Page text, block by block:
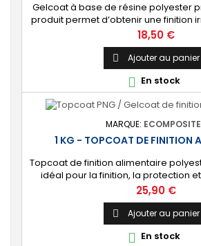
Gelcoat à base de résine polyester
produit permet d’obtenir une finition
tout projet de fabrication de
moule : élément de carrosserie
panneau plat, mobilier, objet d’art,
🔝 [Finition de qualité] Fournit un
de surface parfaitement
Prix
18,50 €
 Ajouter au panier
 En stock
MARQUE:
1 KG - TOPCOAT DE FINITION
Topcoat de finition alimentaire
idéal pour la finition, la protection
surfaces alimentaires. 🔝
Protection aux propriétés
robuste contre les produits
l'humidité. ⚙️ [Facile à utiliser]
rouleau enducteur,
Prix
25,90 €
 Ajouter au panier
 En stock